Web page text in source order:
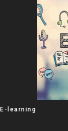
E-learning